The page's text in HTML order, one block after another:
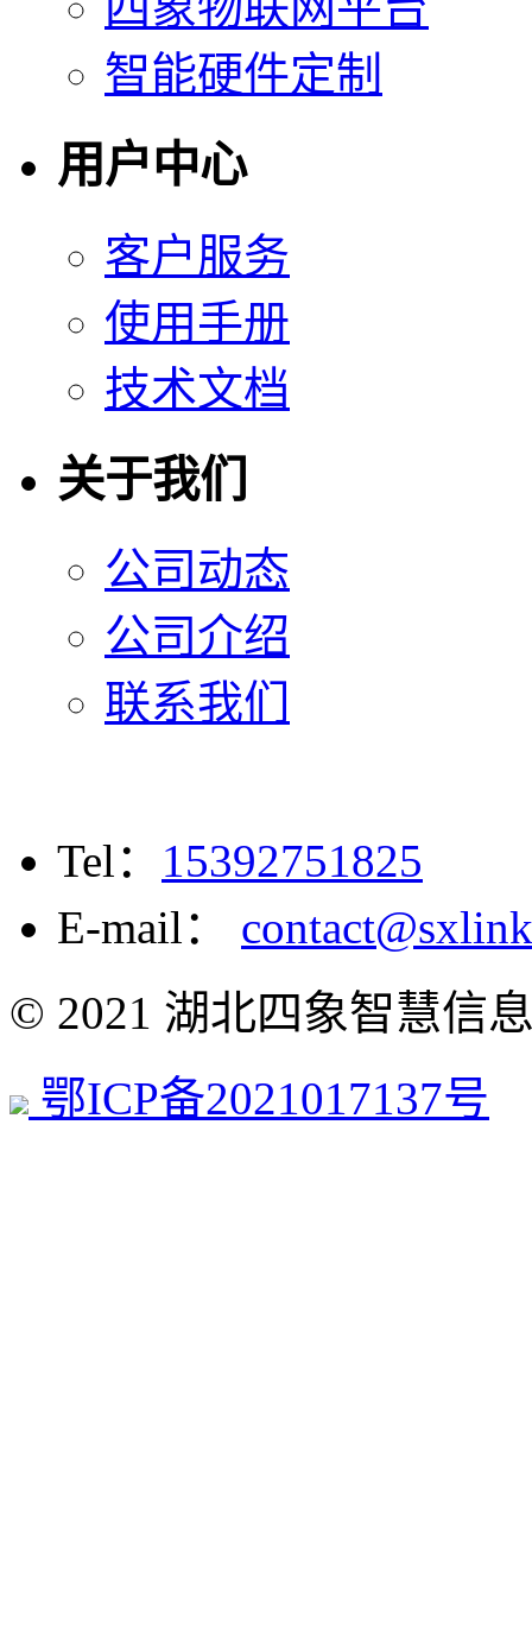
智能硬件定制
用户中心
客户服务
使用手册
技术文档
关于我们
公司动态
公司介绍
联系我们
Tel： 15392751825
E-mail：
© 2021 湖北四象智慧信
鄂ICP备2021017137号